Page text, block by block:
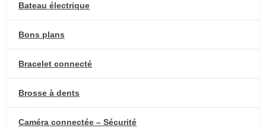
Bateau électrique
Bons plans
Bracelet connecté
Brosse à dents
Caméra connectée – Sécurité